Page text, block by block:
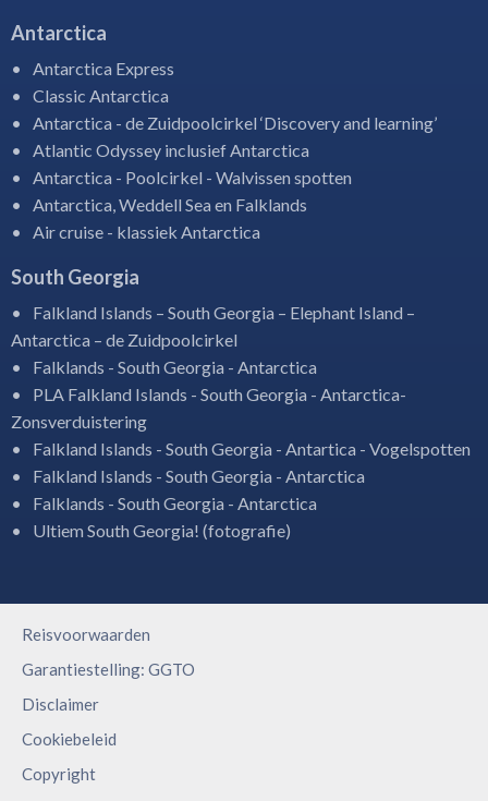
Antarctica
Antarctica Express
Classic Antarctica
Antarctica - de Zuidpoolcirkel ‘Discovery and learning’
Atlantic Odyssey inclusief Antarctica
Antarctica - Poolcirkel - Walvissen spotten
Antarctica, Weddell Sea en Falklands
Air cruise - klassiek Antarctica
South Georgia
Falkland Islands – South Georgia – Elephant Island –
Antarctica – de Zuidpoolcirkel
Falklands - South Georgia - Antarctica
PLA Falkland Islands - South Georgia - Antarctica-
Zonsverduistering
Falkland Islands - South Georgia - Antartica - Vogelspotten
Falkland Islands - South Georgia - Antarctica
Falklands - South Georgia - Antarctica
Ultiem South Georgia! (fotografie)
Reisvoorwaarden
Garantiestelling: GGTO
Disclaimer
Cookiebeleid
Copyright